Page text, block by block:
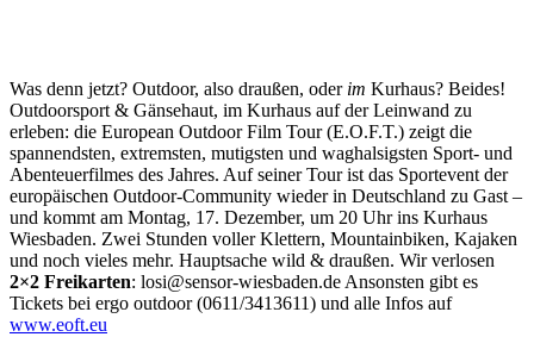
Was denn jetzt? Outdoor, also draußen, oder im Kurhaus? Beides!
Outdoorsport & Gänsehaut, im Kurhaus auf der Leinwand zu
erleben: die European Outdoor Film Tour (E.O.F.T.) zeigt die
spannendsten, extremsten, mutigsten und waghalsigsten Sport- und
Abenteuerfilmes des Jahres. Auf seiner Tour ist das Sportevent der
europäischen Outdoor-Community wieder in Deutschland zu Gast –
und kommt am Montag, 17. Dezember, um 20 Uhr ins Kurhaus
Wiesbaden. Zwei Stunden voller Klettern, Mountainbiken, Kajaken
und noch vieles mehr. Hauptsache wild & draußen. Wir verlosen
2×2 Freikarten: losi@sensor-wiesbaden.de Ansonsten gibt es
Tickets bei ergo outdoor (0611/3413611) und alle Infos auf
www.eoft.eu